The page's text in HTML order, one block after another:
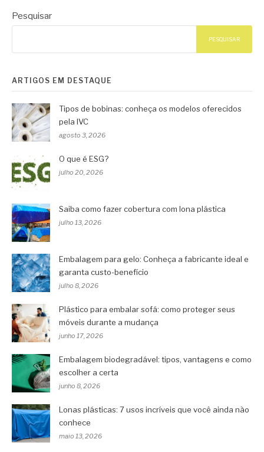
Pesquisar
PESQUISAR
ARTIGOS EM DESTAQUE
Tipos de bobinas: conheça os modelos oferecidos
pela IVC
agosto 3, 2026
O que é ESG?
julho 20, 2026
Saiba como fazer cobertura com lona plástica
julho 13, 2026
Embalagem para gelo: Conheça a fabricante ideal e
garanta custo-benefício
julho 8, 2026
Plástico para embalar sofá: como proteger seus
móveis durante a mudança
junho 17, 2026
Embalagem biodegradável: tipos, vantagens e como
escolher a certa
junho 8, 2026
Lonas plásticas: 7 usos incríveis que você ainda não
conhece
maio 13, 2026